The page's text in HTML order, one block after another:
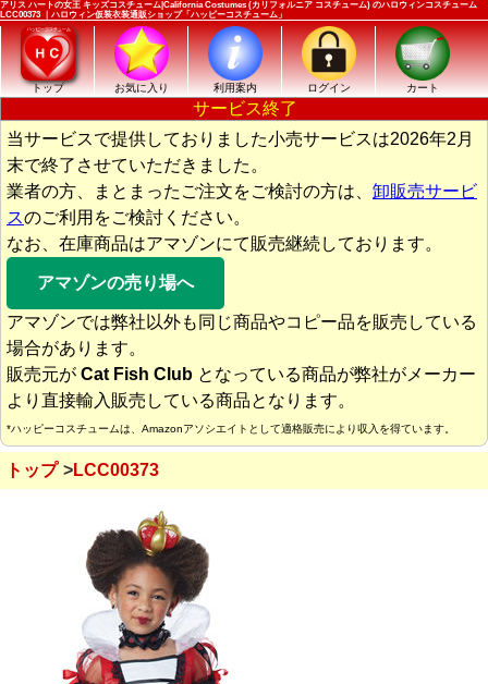
アリス ハートの女王 キッズコスチューム|California Costumes (カリフォルニア コスチューム) のハロウィンコスチューム
LCC00373 ｜ハロウィン仮装衣装通販ショップ「ハッピーコスチューム」
トップ お気に入り 利用案内 ログイン カート
サービス終了
当サービスで提供しておりました小売サービスは2026年2月
末で終了させていただきました。
業者の方、まとまったご注文をご検討の方は、 卸販売サービ
スのご利用をご検討ください。
なお、在庫商品はアマゾンにて販売継続しております。
アマゾンの売り場へ
アマゾンでは弊社以外も同じ商品やコピー品を販売している
場合があります。
販売元が Cat Fish Club となっている商品が弊社がメーカー
より直接輸入販売している商品となります。
*ハッピーコスチュームは、Amazonアソシエイトとして適格販売により収入を得ています。
トップ LCC00373